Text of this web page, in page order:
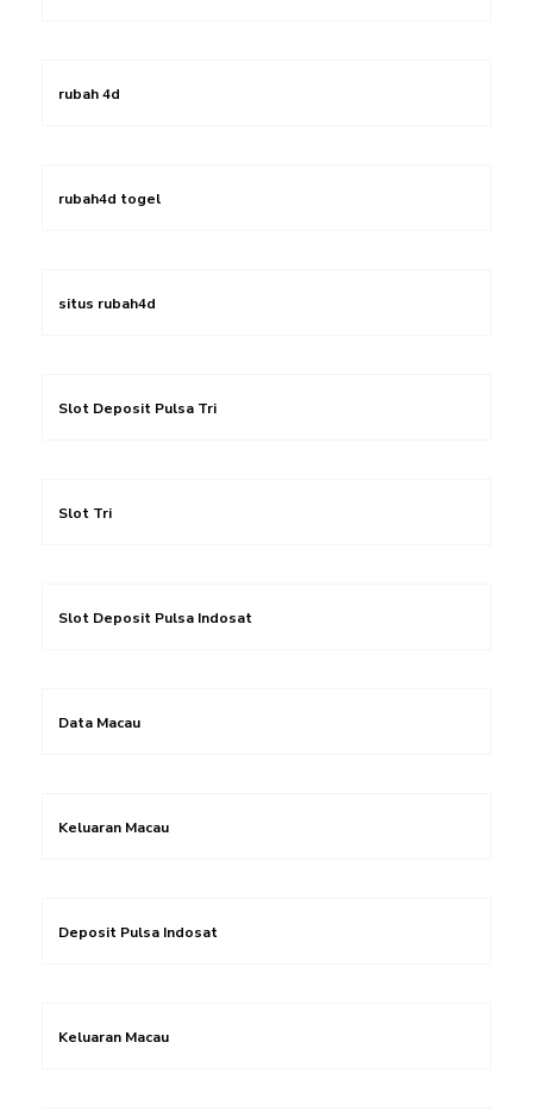
rubah 4d
rubah4d togel
situs rubah4d
Slot Deposit Pulsa Tri
Slot Tri
Slot Deposit Pulsa Indosat
Data Macau
Keluaran Macau
Deposit Pulsa Indosat
Keluaran Macau